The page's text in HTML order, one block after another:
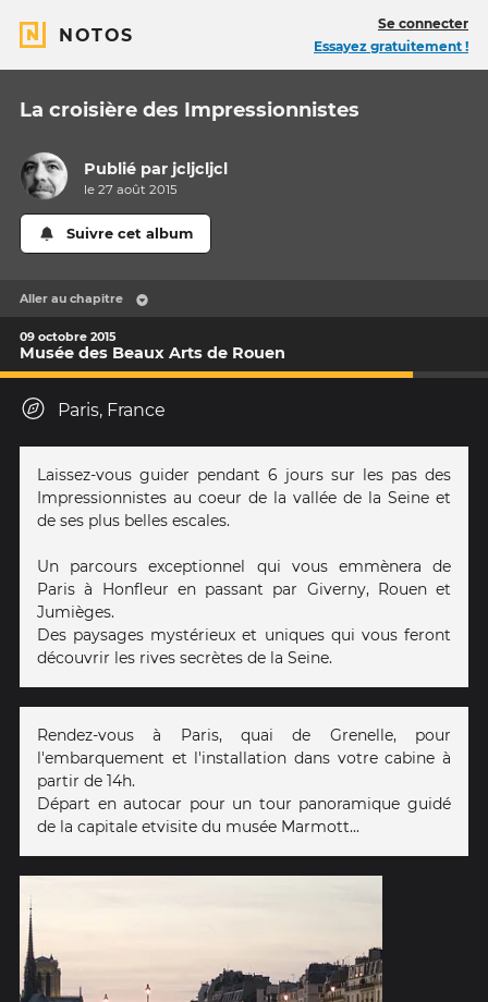
NOTOS
Se connecter
Essayez gratuitement !
La croisière des Impressionnistes
Publié par jcljcljcl
le 27 août 2015
Suivre cet album
Aller au chapitre
09 octobre 2015
Musée des Beaux Arts de Rouen
Paris, France
Laissez-vous guider pendant 6 jours sur les pas des
Impressionnistes au coeur de la vallée de la Seine et
de ses plus belles escales.
Un parcours exceptionnel qui vous emmènera de
Paris à Honfleur en passant par Giverny, Rouen et
Jumièges.
Des paysages mystérieux et uniques qui vous feront
découvrir les rives secrètes de la Seine.
Rendez-vous à Paris, quai de Grenelle, pour
l'embarquement et l'installation dans votre cabine à
partir de 14h.
Départ en autocar pour un tour panoramique guidé
de la capitale etvisite du musée Marmott...